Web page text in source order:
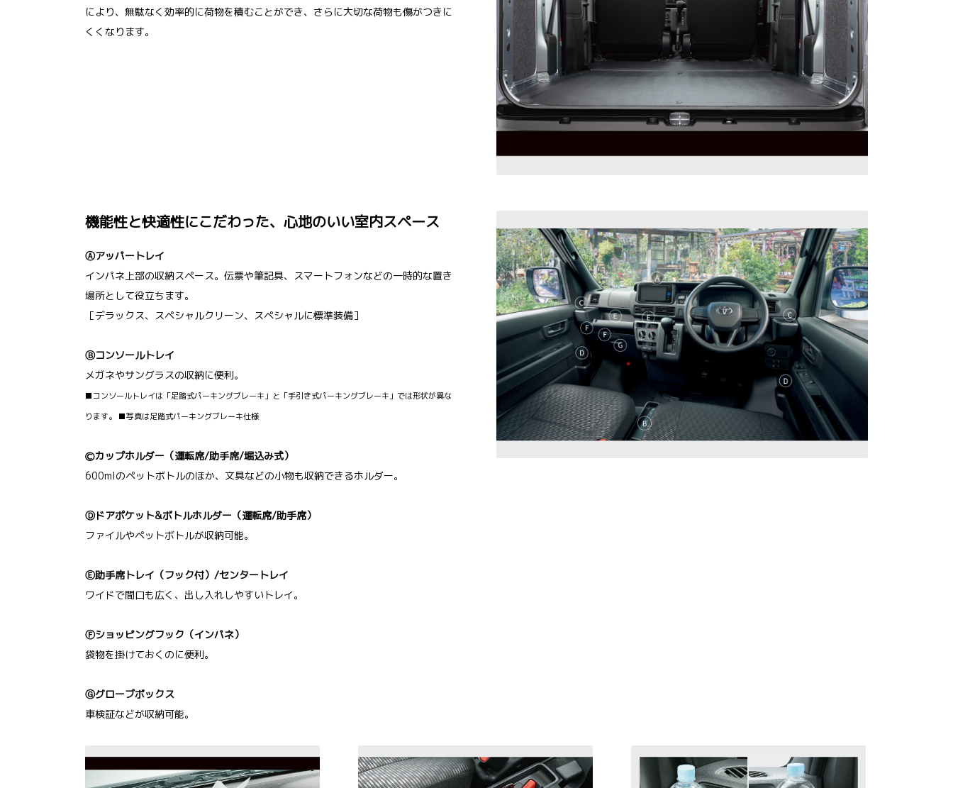
により、無駄なく効率的に荷物を積むことができ、さらに大切な荷物も傷がつきに
くくなります。
機能性と快適性にこだわった、心地のいい室内スペース
Ⓐアッパートレイ
インパネ上部の収納スペース。伝票や筆記具、スマートフォンなどの一時的な置き
場所として役立ちます。
［デラックス、スペシャルクリーン、スペシャルに標準装備］
Ⓑコンソールトレイ
メガネやサングラスの収納に便利。
■コンソールトレイは「足踏式パーキングブレーキ」と「手引き式パーキングブレーキ」では形状が異な
ります。 ■写真は足踏式パーキングブレーキ仕様
Ⓒカップホルダー（運転席/助手席/堀込み式）
600mlのペットボトルのほか、文具などの小物も収納できるホルダー。
Ⓓドアポケット&ボトルホルダー（運転席/助手席）
ファイルやペットボトルが収納可能。
Ⓔ助手席トレイ（フック付）/センタートレイ
ワイドで間口も広く、出し入れしやすいトレイ。
Ⓕショッピングフック（インパネ）
袋物を掛けておくのに便利。
Ⓖグローブボックス
車検証などが収納可能。